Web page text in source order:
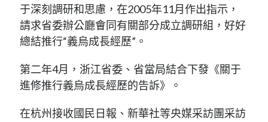
于深刻調研和思慮，在2005年11月作出指示，
請求省委辦公廳會同有關部分成立調研組，好好
總結推行“義烏成長經歷”。
第二年4月，浙江省委、省當局結合下發《關于
進修推行義烏成長經歷的告訴》。
在杭州接收國民日報、新華社等央媒采訪團采訪